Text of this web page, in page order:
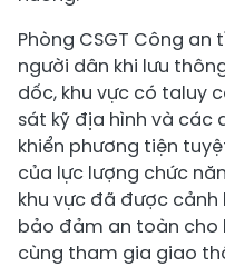
Phòng CSGT Công an
người dân khi lưu
dốc, khu vực có taluy
sát kỹ địa hình và các
khiển phương tiện
của lực lượng chức
khu vực đã được
bảo đảm an toàn cho
cùng tham gia giao